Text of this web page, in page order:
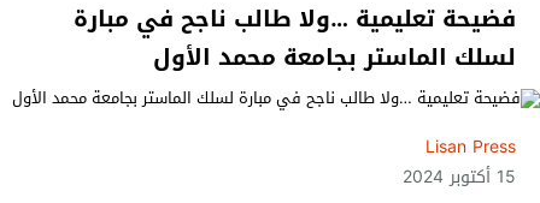
فضيحة تعليمية …ولا طالب ناجح في مبارة
لسلك الماستر بجامعة محمد الأول
Lisan Press
15 أكتوبر 2024